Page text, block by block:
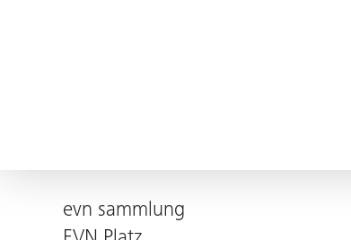
evn sammlung